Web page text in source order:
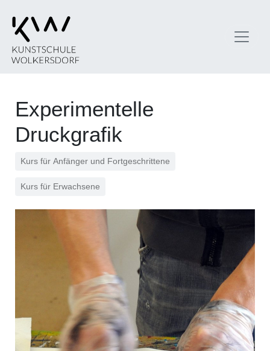
Experimentelle
Druckgrafik
Kurs für Anfänger und Fortgeschrittene
Kurs für Erwachsene